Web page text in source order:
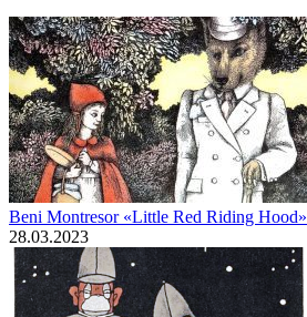
Beni Montresor «Little Red Riding Hood»
28.03.2023